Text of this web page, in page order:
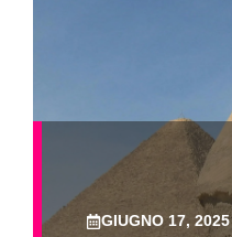
GIUGNO 17, 2025